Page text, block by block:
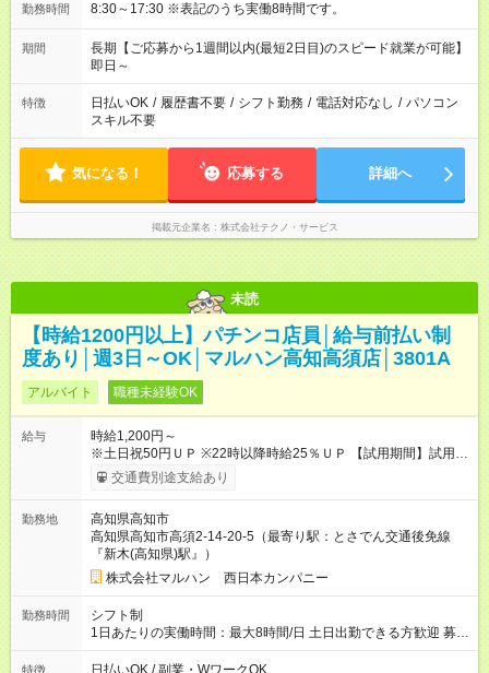
勤務時間 8:30～17:30 ※表記のうち実働8時間です。
期間
長期【ご応募から1週間以内(最短2日目)のスピード就業が可能】
即日～
特徴 日払いOK / 履歴書不要 / シフト勤務 / 電話対応なし / パソコン
スキル不要
気になる！ 応募する 詳細へ
掲載元企業名 株式会社テクノ・サービス
未読
【時給1200円以上】パチンコ店員│給与前払い制
度あり│週3日～OK│マルハン高知高須店│3801A
アルバイト 職種未経験OK
給与
時給1,200円～
※土日祝50円ＵＰ ※22時以降時給25％ＵＰ 【試用期間】試用期
間なし交通費別途支給あり
勤務地
高知県高知市
高知県高知市高須2-14-20-5（最寄り駅：とさでん交通後免線
『新木(高知県)駅』）
株式会社マルハン 西日本カンパニー
勤務時間
シフト制
1日あたりの実働時間：最大8時間/日 土日出勤できる方歓迎 募集
時間帯：8:30-16:30/16:00-1:00 詳しくは下記お問い合わせ電話
番号へご連絡ください。 0120-314-508(9時～20時土日祝も受
特徴 日払いOK / 副業・WワークOK